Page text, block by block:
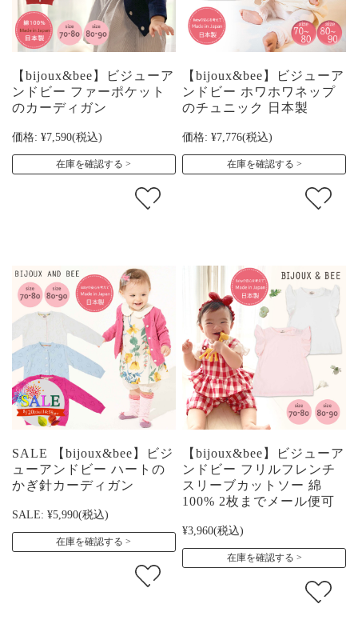
【bijoux&bee】ビジューア
ンドビー ファーポケット
のカーディガン
価格: ¥7,590(税込)
在庫を確認する
【bijoux&bee】ビジューア
ンドビー ホワホワネップ
のチュニック 日本製
価格: ¥7,776(税込)
在庫を確認する
SALE 【bijoux&bee】ビジ
ューアンドビー ハートの
かぎ針カーディガン
SALE: ¥5,990(税込)
在庫を確認する
【bijoux&bee】ビジューア
ンドビー フリルフレンチ
スリーブカットソー 綿
100% 2枚までメール便可
¥3,960(税込)
在庫を確認する